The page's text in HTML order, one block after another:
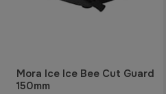
Mora Ice Ice Bee Cut Guard
150mm